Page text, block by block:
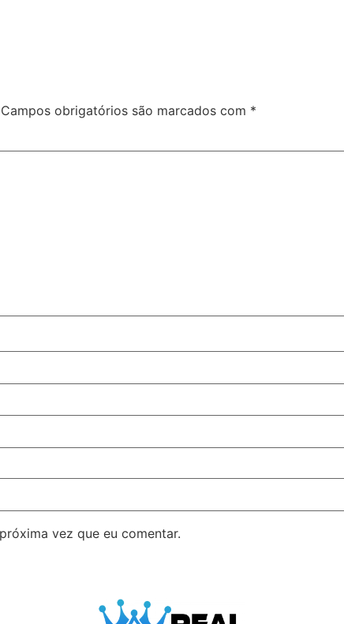
Campos obrigatórios são marcados com *
vez que eu comentar.